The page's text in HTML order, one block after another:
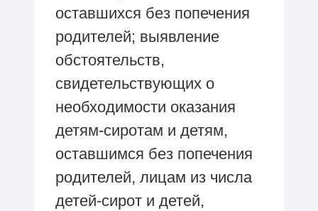
оставшихся без попечения
родителей; выявление
обстоятельств,
свидетельствующих о
необходимости оказания
детям-сиротам и детям,
оставшимся без попечения
родителей, лицам из числа
детей-сирот и детей,